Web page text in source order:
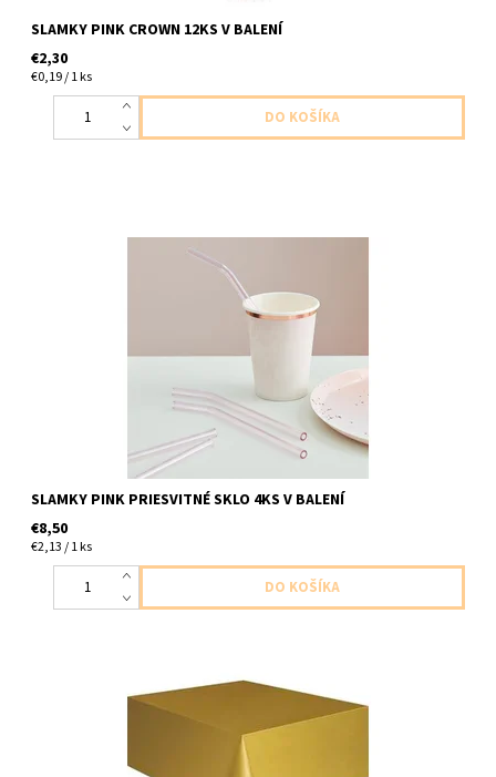
SLAMKY PINK CROWN 12KS V BALENÍ
€2,30
€0,19 / 1 ks
sklené slamky priesvitne ružove 4ks baleni balenie obsahuje aj
SLAMKY PINK PRIESVITNÉ SKLO 4KS V BALENÍ
€8,50
€2,13 / 1 ks
plastovy obrus zlata matna 1ks v baleni velkost 1,37 x 2,74m